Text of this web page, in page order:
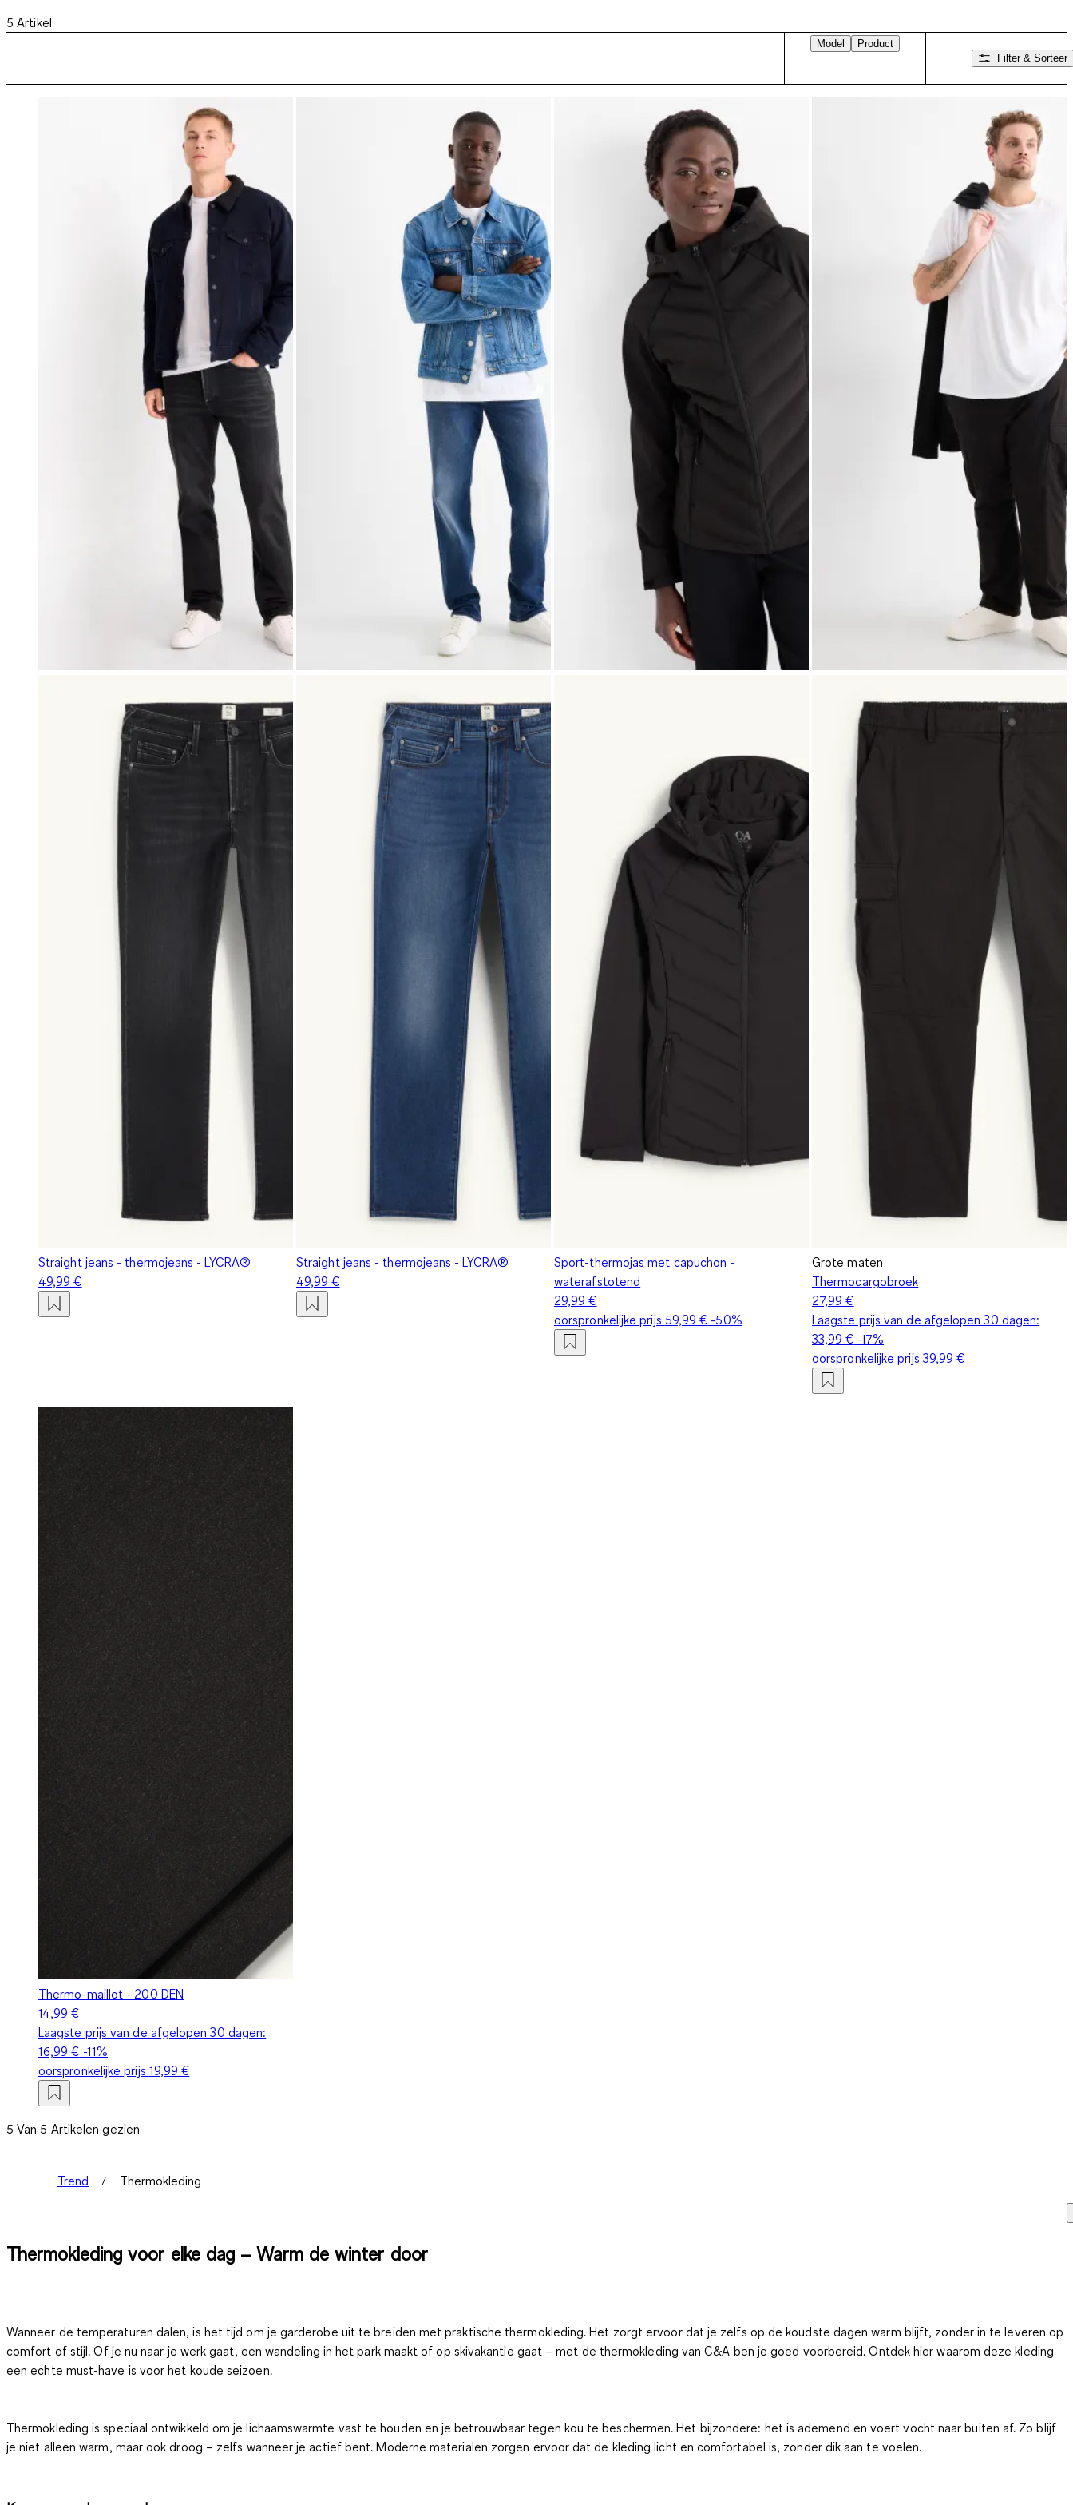
5 Artikel
Model
Product
Filter & Sorteer
Straight jeans - thermojeans - LYCRA®
49,99 €
Straight jeans - thermojeans - LYCRA®
49,99 €
Sport-thermojas met capuchon -
waterafstotend
29,99 €
oorspronkelijke prijs 59,99 € -50%
Grote maten
Thermocargobroek
27,99 €
Laagste prijs van de afgelopen 30 dagen:
33,99 € -17%
oorspronkelijke prijs 39,99 €
Thermo-maillot - 200 DEN
14,99 €
Laagste prijs van de afgelopen 30 dagen:
16,99 € -11%
oorspronkelijke prijs 19,99 €
5 Van 5 Artikelen gezien
Trend Thermokleding
Thermokleding voor elke dag – Warm de winter door
Wanneer de temperaturen dalen, is het tijd om je garderobe uit te breiden met praktische thermokleding. Het zorgt ervoor dat je zelfs op de koudste dagen warm blijft, zonder in te leveren op
comfort of stijl. Of je nu naar je werk gaat, een wandeling in het park maakt of op skivakantie gaat – met de thermokleding van C&A ben je goed voorbereid. Ontdek hier waarom deze kleding
een echte must-have is voor het koude seizoen.
Thermokleding is speciaal ontwikkeld om je lichaamswarmte vast te houden en je betrouwbaar tegen kou te beschermen. Het bijzondere: het is ademend en voert vocht naar buiten af. Zo blijf
je niet alleen warm, maar ook droog – zelfs wanneer je actief bent. Moderne materialen zorgen ervoor dat de kleding licht en comfortabel is, zonder dik aan te voelen.